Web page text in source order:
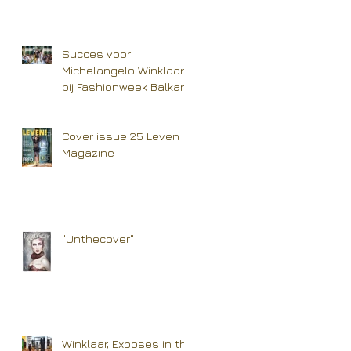
Succes voor
Michelangelo Winklaar
bij Fashionweek Balkan
Cover issue 25 Leven
Magazine
"Unthecover"
Winklaar, Exposes in the